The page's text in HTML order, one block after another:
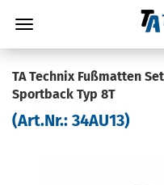
TA Tech­nix Fuß­mat­ten
Sport­back Typ 8T
(Art.Nr.: 34AU13)